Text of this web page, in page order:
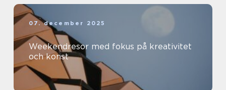
07. december 2025
Weekendresor med fokus på kreativitet
och konst